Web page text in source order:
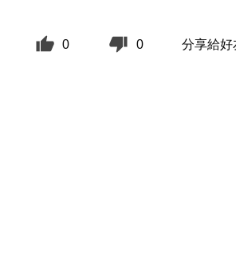
0 0 分享給好